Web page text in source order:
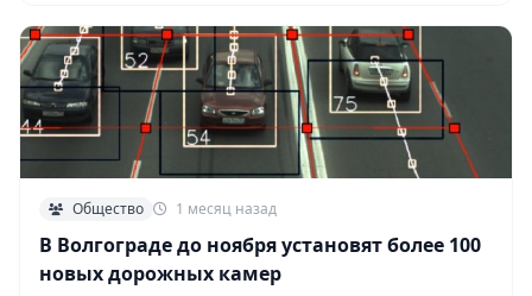
Общество 1 месяц назад
В Волгограде до ноября установят более 100
новых дорожных камер